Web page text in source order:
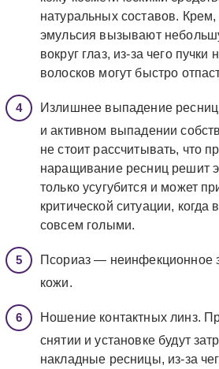
натуральных составов. Крем,
эмульсия вызывают
вокруг глаз, из-за чего пучки
волосков могут быстро
Излишнее выпадение
и активном выпадении
не стоит рассчитывать, что
наращивание ресниц решит
только усугубится и может
критической ситуации, когда
совсем голыми.
Псориаз — неинфекционное
кожи.
Ношение контактных линз.
снятии и установке будут
накладные ресницы, из-за